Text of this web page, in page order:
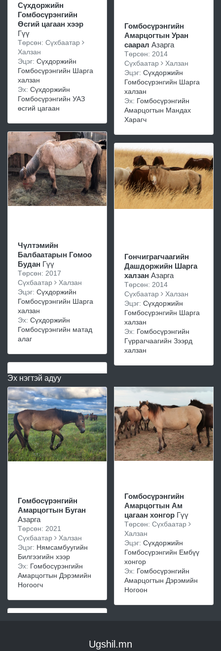
Сүхдоржийн
Гомбосүрэнгийн
Өсгий цагаан хээр
Гүү
Төрсөн: Сүхбаатар
Халзан
Эцэг: Сүхдоржийн
Гомбосүрэнгийн Шарга
халзан
Эх: Сүхдоржийн
Гомбосүрэнгийн УАЗ
өсгий цагаан
Чүлтэмийн
Балбаатарын Гомоо
Будан Гүү
Төрсөн: 2017
Сүхбаатар
Халзан
Эцэг: Сүхдоржийн
Гомбосүрэнгийн Шарга
халзан
Эх: Сүхдоржийн
Гомбосүрэнгийн матад
алаг
Гомбосүрэнгийн
Амарцогтын Уран
саарал Азарга
Төрсөн: 2014
Сүхбаатар
Халзан
Эцэг: Сүхдоржийн
Гомбосүрэнгийн Шарга
халзан
Эх: Гомбосүрэнгийн
Амарцогтын Мандах
Харагч
Гончиграгчаагийн
Дашдоржийн Шарга
халзан Азарга
Төрсөн: 2014
Сүхбаатар
Халзан
Эцэг: Сүхдоржийн
Гомбосүрэнгийн Шарга
халзан
Эх: Гомбосүрэнгийн
Гүррагчаагийн Зээрд
халзан
Эх нэгтэй адуу
Гомбосүрэнгийн
Амарцогтын Буган
Азарга
Төрсөн: 2021
Сүхбаатар
Халзан
Эцэг: Нямсамбуугийн
Билгээгийн хээр
Эх: Гомбосүрэнгийн
Амарцогтын Дэрэмийн
Ногоогч
Гомбосүрэнгийн
Амарцогтын Ам
цагаан хонгор Гүү
Төрсөн: Сүхбаатар
Халзан
Эцэг: Сүхдоржийн
Гомбосүрэнгийн Ембүү
хонгор
Эх: Гомбосүрэнгийн
Амарцогтын Дэрэмийн
Ногоон
Ugshil.mn